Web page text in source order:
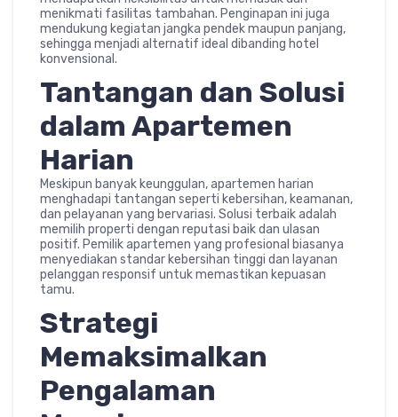
menikmati fasilitas tambahan. Penginapan ini juga
mendukung kegiatan jangka pendek maupun panjang,
sehingga menjadi alternatif ideal dibanding hotel
konvensional.
Tantangan dan Solusi
dalam Apartemen
Harian
Meskipun banyak keunggulan, apartemen harian
menghadapi tantangan seperti kebersihan, keamanan,
dan pelayanan yang bervariasi. Solusi terbaik adalah
memilih properti dengan reputasi baik dan ulasan
positif. Pemilik apartemen yang profesional biasanya
menyediakan standar kebersihan tinggi dan layanan
pelanggan responsif untuk memastikan kepuasan
tamu.
Strategi
Memaksimalkan
Pengalaman